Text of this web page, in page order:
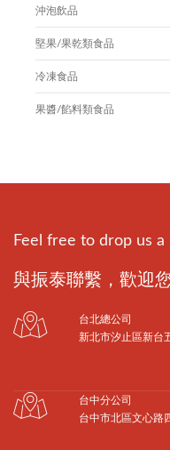
沖泡飲品
堅果/果乾類食品
冷凍食品
果醬/餡料類食品
Feel free to drop us a
與振泰聯繫，歡迎
台北總公司
新北市汐止區新台
台中分公司
台中市北區文心路